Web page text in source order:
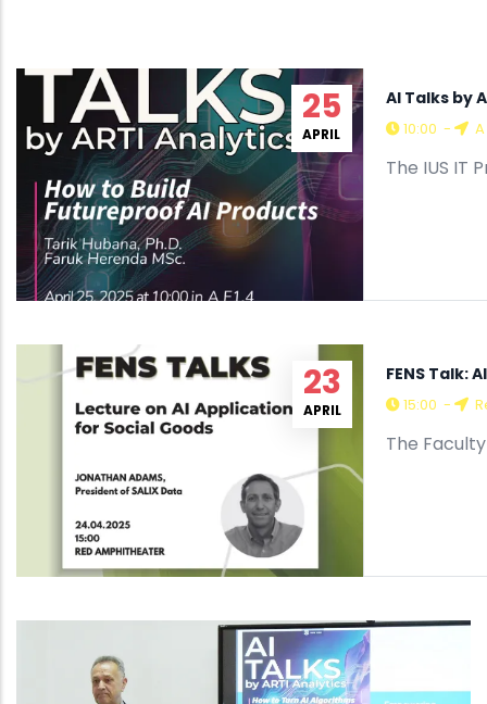
25
APRIL
AI Talks by
10:00 - A
The IUS IT
23
APRIL
FENS Talk:
15:00 -
The